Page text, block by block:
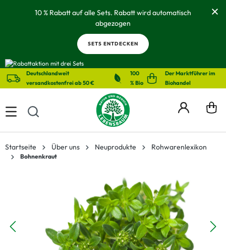
springen10 % Rabatt auf alle Sets. Rabatt wird automatisch
abgezogen
SETS ENTDECKEN
Deutschlandweit
versandkostenfrei ab 50 €
100
% Bio
Der Marktführer im
Biohandel
Startseite Über uns Neuprodukte Rohwarenlexikon
Bohnenkraut